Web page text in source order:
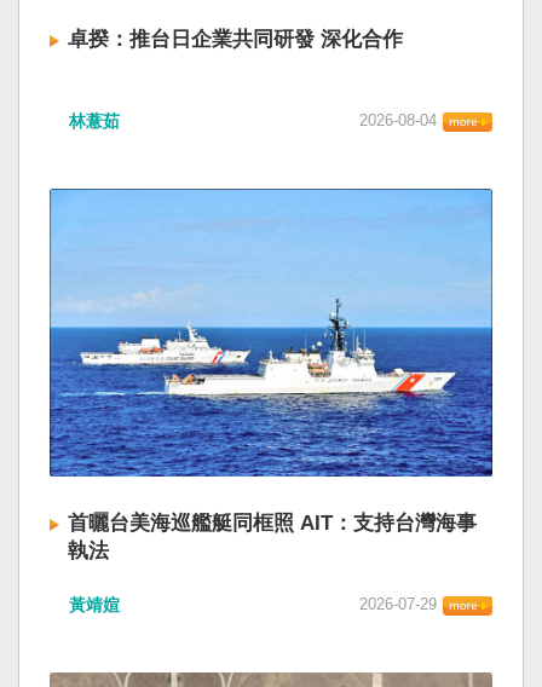
卓揆：推台日企業共同研發 深化合作
林薏茹 2026-08-04
首曬台美海巡艦艇同框照 AIT：支持台灣海事
執法
黃靖媗 2026-07-29